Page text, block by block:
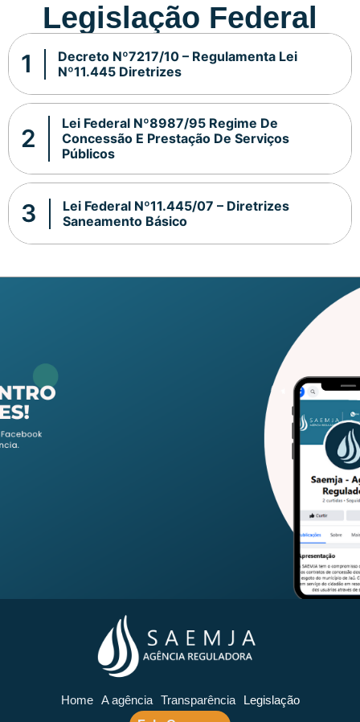
Legislação Federal
Decreto Nº7217/10 – Regulamenta Lei
Nº11.445 Diretrizes
Lei Federal Nº8987/95 Regime De
Concessão E Prestação De Serviços
Públicos
Lei Federal Nº11.445/07 – Diretrizes
Saneamento Básico
Home A agência Transparência
Legislação